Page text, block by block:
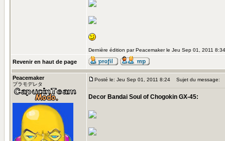
Dernière édition par Peacemaker le Jeu Sep 01, 2011
Revenir en haut de page
Peacemaker
プラモデレタ
Posté le: Jeu Sep 01, 2011 8:24 Sujet du message:
Decor Bandai Soul of Chogokin GX-45: